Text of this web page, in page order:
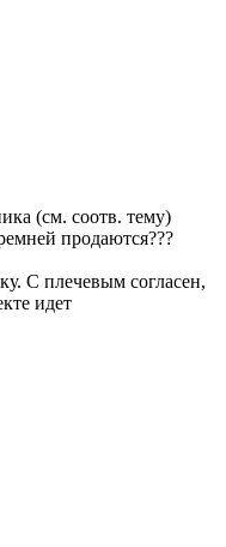
(см. соотв. тему)
продаются???
С плечевым согласен,
идет